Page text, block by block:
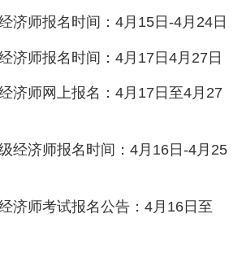
监控；在必要范围内，协调通
通讯等进行干扰或屏蔽；其他
施。
，考生须严格遵守机考系统列
作指南和作答要求。如遇考试
等异常情况，应听从监考人员
过程中应妥善使用考试设备，
济师报名时间：4月15日-4月24日
济师报名时间：4月17日4月27日
济师网上报名：4月17日至4月27
经济师报名时间：4月16日-4月25
济师考试报名公告：4月16日至